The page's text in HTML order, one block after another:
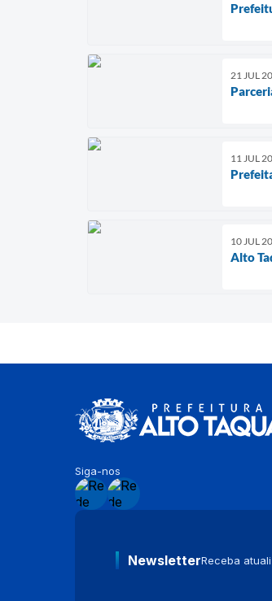
21 JUL
11 JUL
10 JUL
Alto
Siga-nos
NewsletterReceba